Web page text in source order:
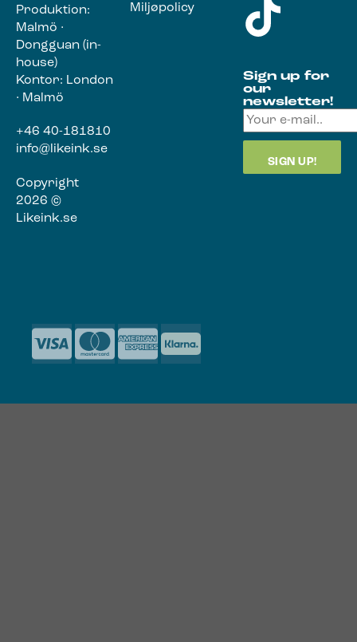
Produktion:
Malmö ·
Dongguan (in-
house)
Kontor: London
· Malmö
+46 40-181810
info@likeink.se
Copyright
2026 ©
Likeink.se
Miljøpolicy
Sign up for
our
newsletter!